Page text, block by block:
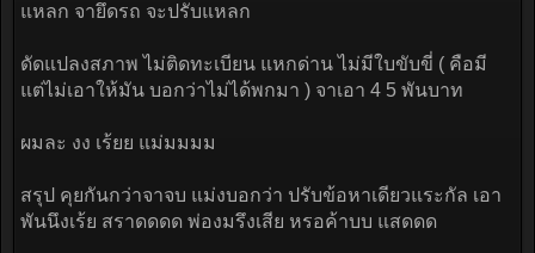
แหลก จายึดรถ จะปรับแหลก
ดัดแปลงสภาพ ไม่ติดทะเบียน แหกด่าน ไม่มีใบขับขี่ ( คือมี
แต่ไม่เอาให้มัน บอกว่าไม่ได้พกมา ) จาเอา 4 5 พันบาท
ผมละ งง เร้ยย แม่มมมม
สรุป คุยกันกว่าจาจบ แม่งบอกว่า ปรับข้อหาเดียวแระกัล เอา
พันนึงเร้ย สราดดดด พ่องมรึงเสีย หรอค้าบบ แสดดด